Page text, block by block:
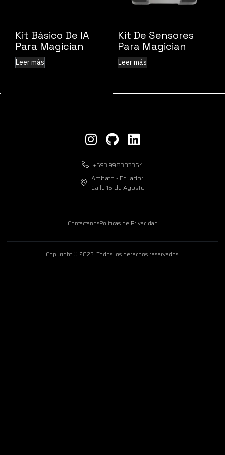
Kit Básico De IA
Para Magician
Leer más
Kit De Sensores
Para Magician
Leer más
+593 998303364
Ambato - Ecuador
Calle 15 de Agosto
ContactanosPolíticas de Privacidad
Copyright © 2023, Todos los derechos reservados.